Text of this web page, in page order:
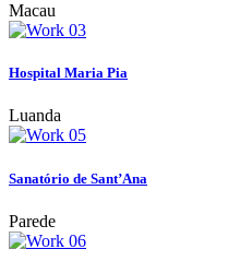
Macau
Hospital Maria Pia
Luanda
Sanatório de Sant’Ana
Parede